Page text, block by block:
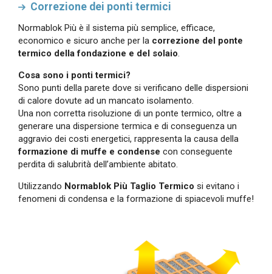
Correzione dei ponti termici
Normablok Più è il sistema più semplice, efficace,
economico e sicuro anche per la correzione del ponte
termico della fondazione e del solaio.
Cosa sono i ponti termici?
Sono punti della parete dove si verificano delle dispersioni
di calore dovute ad un mancato isolamento.
Una non corretta risoluzione di un ponte termico, oltre a
generare una dispersione termica e di conseguenza un
aggravio dei costi energetici, rappresenta la causa della
formazione di muffe e condense con conseguente
perdita di salubrità dell’ambiente abitato.
Utilizzando Normablok Più Taglio Termico si evitano i
fenomeni di condensa e la formazione di spiacevoli muffe!